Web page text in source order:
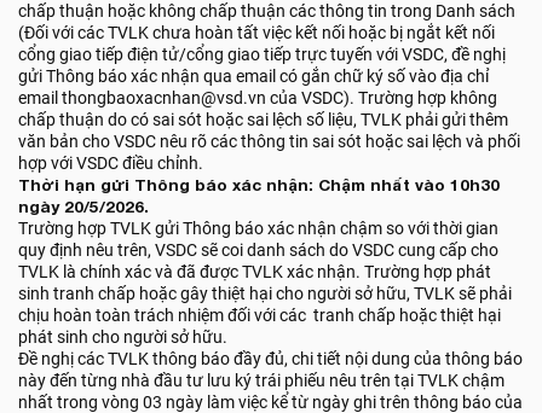
chấp thuận hoặc không chấp thuận các thông tin trong Danh sách
(Đối với các TVLK chưa hoàn tất việc kết nối hoặc bị ngắt kết nối
cổng giao tiếp điện tử/cổng giao tiếp trực tuyến với VSDC, đề nghị
gửi Thông báo xác nhận qua email có gắn chữ ký số vào địa chỉ
email thongbaoxacnhan@vsd.vn của VSDC). Trường hợp không
chấp thuận do có sai sót hoặc sai lệch số liệu, TVLK phải gửi thêm
văn bản cho VSDC nêu rõ các thông tin sai sót hoặc sai lệch và phối
hợp với VSDC điều chỉnh.
Thời hạn gửi Thông báo xác nhận: Chậm nhất vào 10h30
ngày 20/5/2026.
Trường hợp TVLK gửi Thông báo xác nhận chậm so với thời gian
quy định nêu trên, VSDC sẽ coi danh sách do VSDC cung cấp cho
TVLK là chính xác và đã được TVLK xác nhận. Trường hợp phát
sinh tranh chấp hoặc gây thiệt hại cho người sở hữu, TVLK sẽ phải
chịu hoàn toàn trách nhiệm đối với các tranh chấp hoặc thiệt hại
phát sinh cho người sở hữu.
Đề nghị các TVLK thông báo đầy đủ, chi tiết nội dung của thông báo
này đến từng nhà đầu tư lưu ký trái phiếu nêu trên tại TVLK chậm
nhất trong vòng 03 ngày làm việc kể từ ngày ghi trên thông báo của